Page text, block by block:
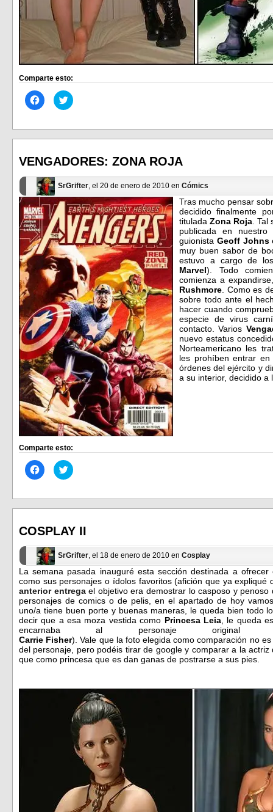
Comparte esto:
Haz
clic
en
(Se
en
una
nueva)
Haz
clic
en
(Se
en
una
nueva)
VENGADORES: ZONA ROJA
SrGrifter, el 20 de enero de 2010 en Cómics
Tras mucho pensar
decidido finalmente
titulada Zona Roja .
publicada en
guionista Geoff Johns
muy buen sabor de
estuvo a cargo de
Marvel). Todo
comienza a
Rushmore . Como es
sobre todo ante el
hacer cuando
especie de virus
contacto. Varios
nuevo estatus
Norteamericano les
les prohíben entrar
órdenes del ejército y
a su interior, decidido a
Comparte esto:
Haz
clic
en
(Se
en
una
nueva)
Haz
clic
en
(Se
en
una
nueva)
COSPLAY II
SrGrifter, el 18 de enero de 2010 en Cosplay
La semana pasada inauguré esta sección destinada a
como sus personajes o ídolos favoritos (afición que ya expliqué
anterior entregael objetivo era demostrar lo casposo y
personajes de comics o de pelis, en el apartado de hoy
uno/a tiene buen porte y buenas maneras, le queda bien todo
decir que a esa moza vestida como Princesa Leia, le queda
encarnaba al personaje
Carrie Fisher). Vale que la foto elegida como comparación no
del personaje, pero podéis tirar de google y comparar a la
que como princesa que es dan ganas de postrarse a sus pies.